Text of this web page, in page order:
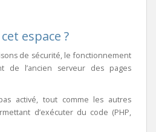
espace ?
de sécurité, le fonctionnement
de l’ancien serveur des pages
activé, tout comme les autres
d’exécuter du code (PHP,